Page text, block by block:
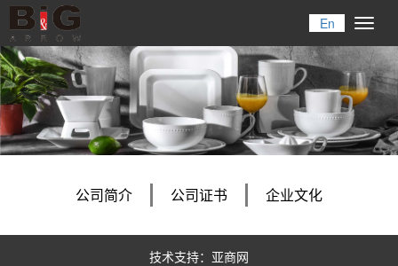
En
公司简介 公司证书 企业文化
技术支持：亚商网